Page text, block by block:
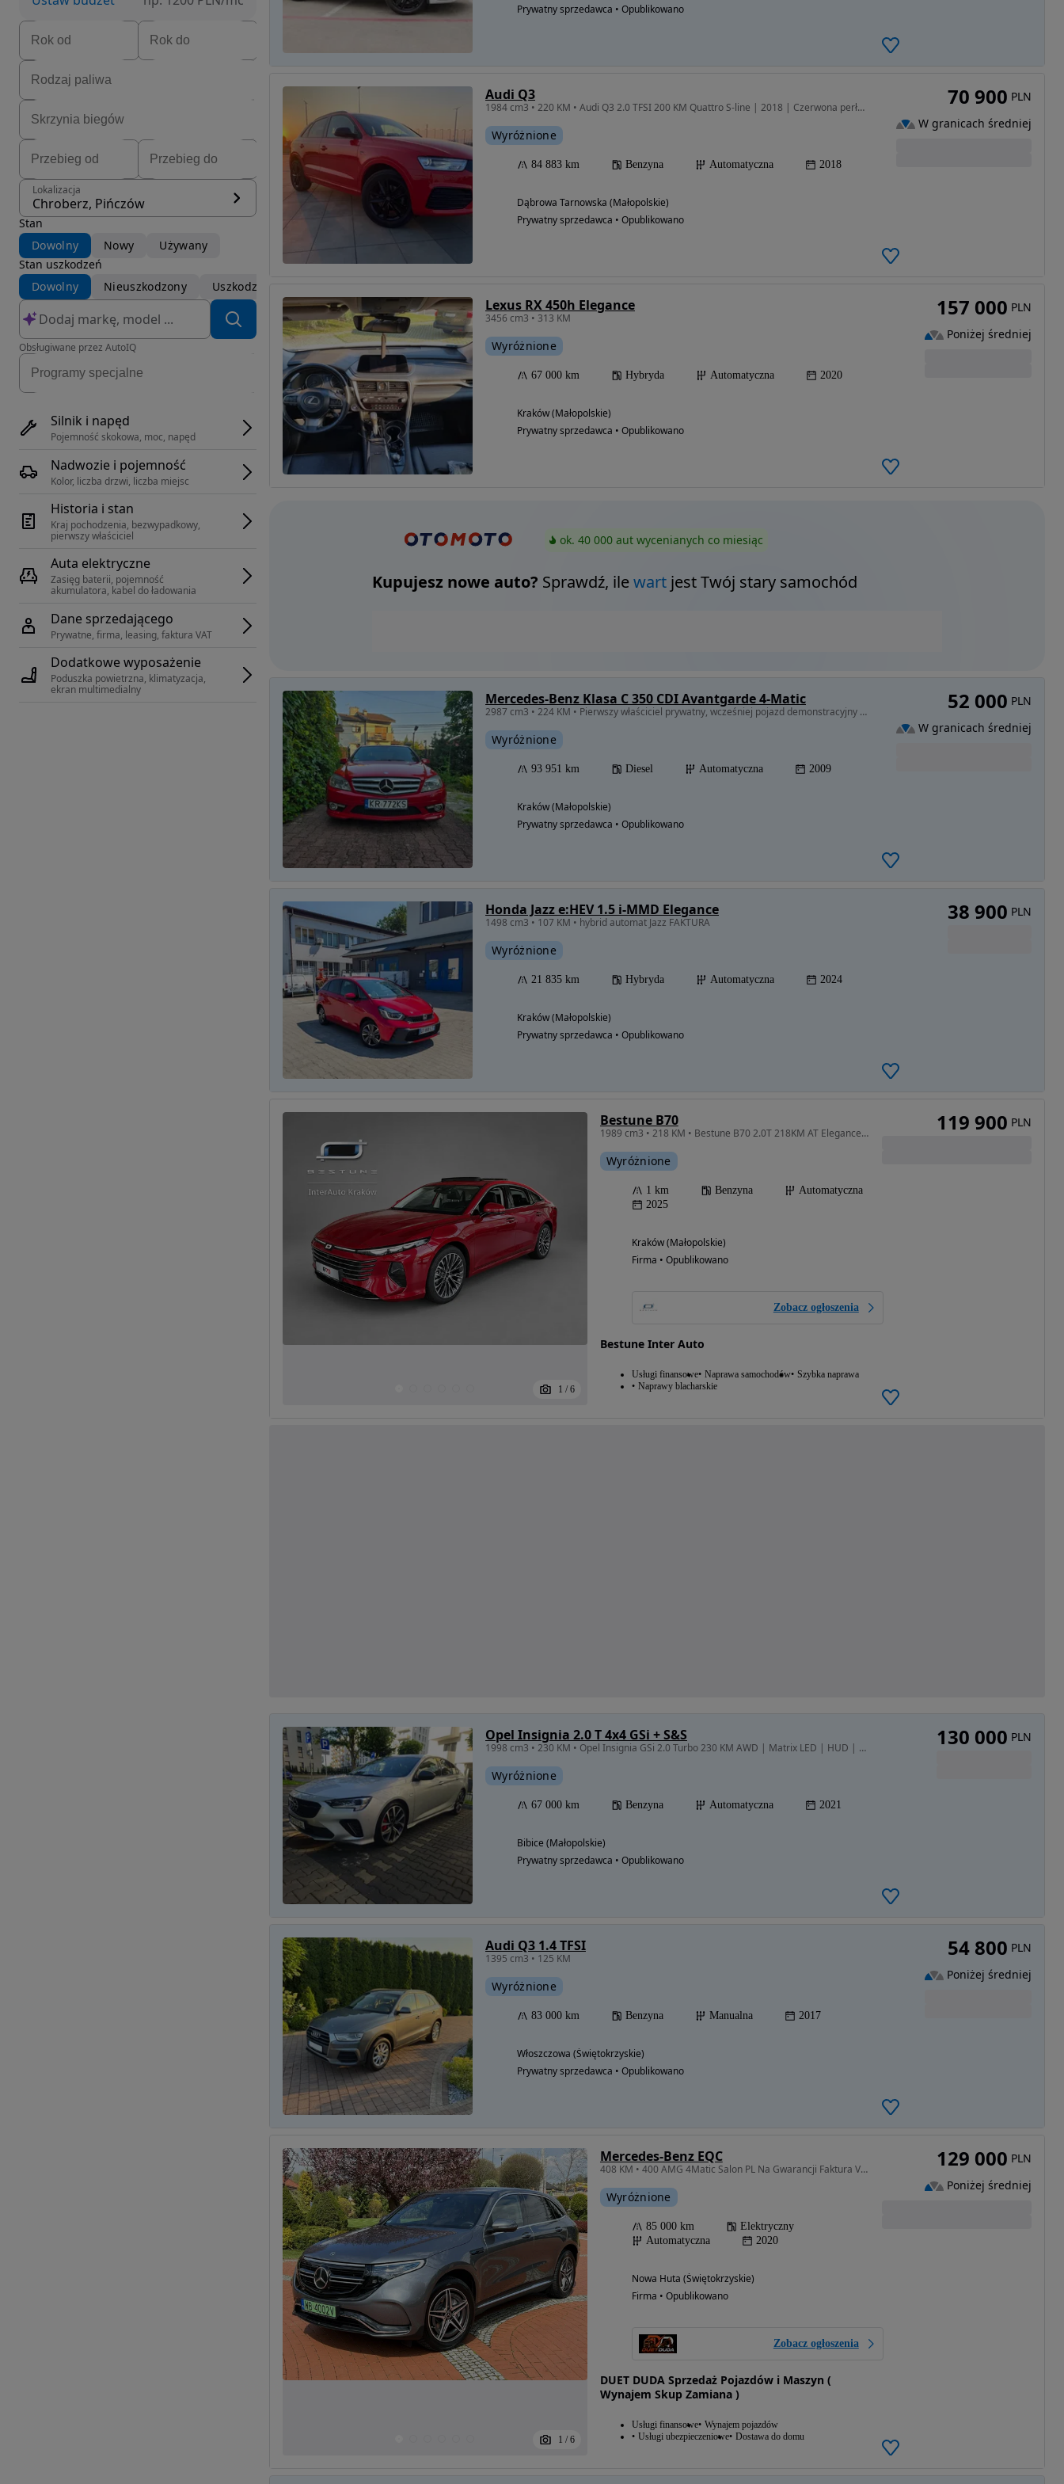
Lokalizacja
Chroberz, Pińczów
Stan
Dowolny
Nowy
Używany
Stan uszkodzeń
Dowolny
Nieuszkodzony Uszkodzony
Obsługiwane przez AutoIQ
Silnik i napęd
Pojemność skokowa, moc, napęd
Nadwozie i pojemność
Kolor, liczba drzwi, liczba miejsc
Historia i stan
Kraj pochodzenia, bezwypadkowy,
pierwszy właściciel
Auta elektryczne
Zasięg baterii, pojemność
akumulatora, kabel do ładowania
Dane sprzedającego
Prywatne, firma, leasing, faktura VAT
Dodatkowe wyposażenie
Poduszka powietrzna, klimatyzacja,
ekran multimedialny
Prywatny sprzedawca • Opublikowano
Audi Q3
1984 cm3 • 220 KM • Audi Q3 2.0 TFSI 200 KM Quattro S-line | 2018 | Czerwona perła | Autom
Wyróżnione
84 883 km Benzyna Automatyczna 2018
Dąbrowa Tarnowska (Małopolskie)
Prywatny sprzedawca • Opublikowano
70 900 PLN
W granicach średniej
Lexus RX 450h Elegance
3456 cm3 • 313 KM
Wyróżnione
67 000 km Hybryda Automatyczna 2020
Kraków (Małopolskie)
Prywatny sprzedawca • Opublikowano
157 000 PLN
Poniżej średniej
ok. 40 000 aut wycenianych co miesiąc
Kupujesz nowe auto? Sprawdź, ilewartjest Twój stary samochód
Mercedes-Benz Klasa C 350 CDI Avantgarde 4-Matic
2987 cm3 • 224 KM • Pierwszy właściciel prywatny, wcześniej pojazd demonstracyjny dealera.
Wyróżnione
93 951 km Diesel Automatyczna 2009
Kraków (Małopolskie)
Prywatny sprzedawca • Opublikowano
52 000 PLN
W granicach średniej
Honda Jazz e:HEV 1.5 i-MMD Elegance
1498 cm3 • 107 KM • hybrid automat Jazz FAKTURA
Wyróżnione
21 835 km Hybryda Automatyczna 2024
Kraków (Małopolskie)
Prywatny sprzedawca • Opublikowano
38 900 PLN
1 / 6
Bestune B70
1989 cm3 • 218 KM • Bestune B70 2.0T 218KM AT Elegance Kamery366 Panorama ACC Led Alu19
Wyróżnione
1 km Benzyna
Automatyczna
2025
Kraków (Małopolskie)
Firma • Opublikowano
Zobacz ogłoszenia
Bestune Inter Auto
Usługi finansowe Naprawa samochodów Szybka naprawa
Naprawy blacharskie
119 900 PLN
Opel Insignia 2.0 T 4x4 GSi + S&S
1998 cm3 • 230 KM • Opel Insignia GSi 2.0 Turbo 230 KM AWD | Matrix LED | HUD | ACC | ASO
Wyróżnione
67 000 km Benzyna Automatyczna 2021
Bibice (Małopolskie)
Prywatny sprzedawca • Opublikowano
130 000 PLN
Audi Q3 1.4 TFSI
1395 cm3 • 125 KM
Wyróżnione
83 000 km Benzyna Manualna 2017
Włoszczowa (Świętokrzyskie)
Prywatny sprzedawca • Opublikowano
54 800 PLN
Poniżej średniej
1 / 6
Mercedes-Benz EQC
408 KM • 400 AMG 4Matic Salon PL Na Gwarancji Faktura VAT Możliwa Zamiana
Wyróżnione
85 000 km
Elektryczny
Automatyczna
2020
Nowa Huta (Świętokrzyskie)
Firma • Opublikowano
Zobacz ogłoszenia
DUET DUDA Sprzedaż Pojazdów i Maszyn (
Wynajem Skup Zamiana )
Usługi finansowe Wynajem pojazdów
Usługi ubezpieczeniowe Dostawa do domu
129 000 PLN
Poniżej średniej